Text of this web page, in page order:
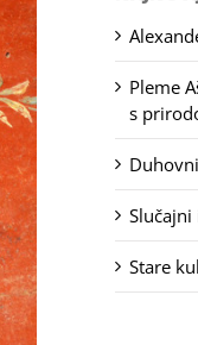
Pleme
s
Slučajni
Stare